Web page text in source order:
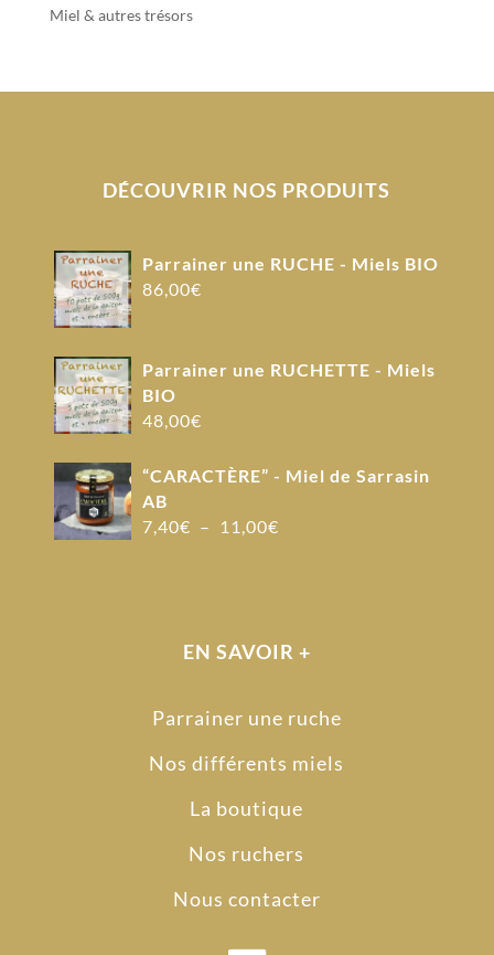
Miel & autres trésors
DÉCOUVRIR NOS PRODUITS
Parrainer une RUCHE - Miels BIO
86,00€
Parrainer une RUCHETTE - Miels
BIO
48,00€
“CARACTÈRE” - Miel de Sarrasin
AB
7,40€ – 11,00€Plage
11,00€
EN SAVOIR +
Parrainer une ruche
Nos différents miels
La boutique
Nos ruchers
Nous contacter